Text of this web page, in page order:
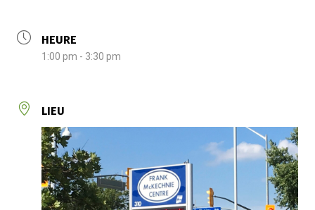
HEURE
1:00 pm - 3:30 pm
LIEU